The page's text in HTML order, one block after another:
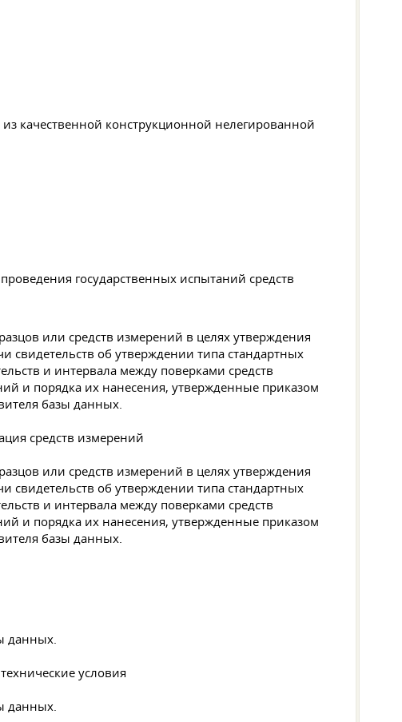
качественной конструкционной нелегированной
государственных испытаний средств
или средств измерений в целях утверждения
свидетельств об утверждении типа стандартных
и интервала между поверками средств
и порядка их нанесения, утвержденные приказом
базы данных.
средств измерений
или средств измерений в целях утверждения
свидетельств об утверждении типа стандартных
и интервала между поверками средств
и порядка их нанесения, утвержденные приказом
базы данных.
данных.
условия
данных.